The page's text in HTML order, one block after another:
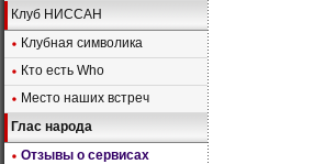
Клуб НИССАН
Клубная символика
Кто есть Who
Место наших встреч
Глас народа
Отзывы о сервисах